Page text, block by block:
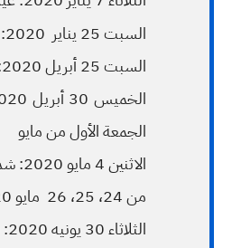
السبت 25 يناير 2020: ثورة 25 يناير .
السبت 25 أبريل 2020: تحرير سيناء.
الجمعة الأول من مايو
الاثنين 4 مايو 2020: شم النسيم.
من 24، 25، 26 مايو 2020 : عيد الفطر.
الثلاثاء 30 يونيه 2020: ثورة 30 يونيه.